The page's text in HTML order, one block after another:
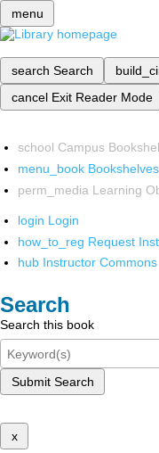
menu
search Search
cancel Exit Reader Mode
school Campus
menu_book Bookshelves
perm_media Learning
login Login
how_to_reg Request
hub Instructor Commons
Search
Search this book
Submit Search
x